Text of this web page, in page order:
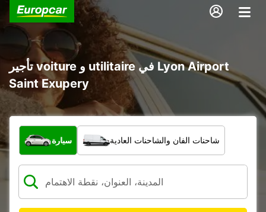
تأجير voiture و utilitaire في Lyon Airport
Saint Exupery
ما نوع المركبة؟
سيارة شاحنات الفان والشاحنات العادية